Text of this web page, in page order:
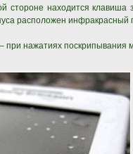
стороне находится клавиша
расположен инфракрасный
при нажатиях поскрипывания